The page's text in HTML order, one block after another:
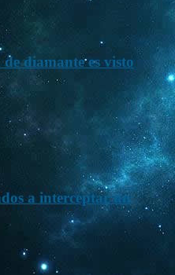
diamante es visto
a interceptar un